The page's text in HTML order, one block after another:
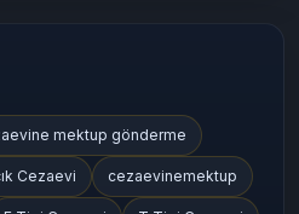
mektup gönderme
Cezaevi cezaevinemektup